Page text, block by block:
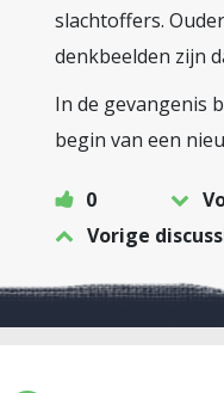
slachtoffers.
denkbeelden zijn
In de gevangenis
begin van een
0
Vorige